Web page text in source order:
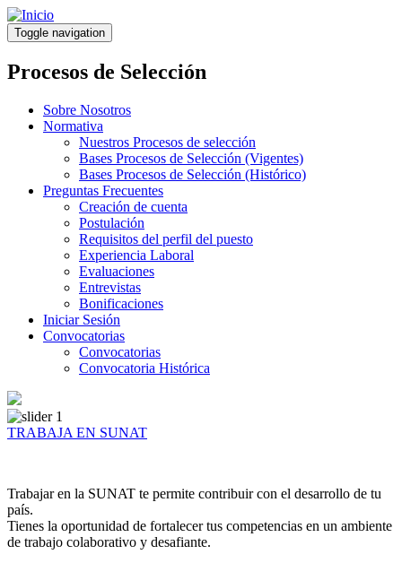
Pasar
al
contenido
principal
Toggle navigation
Procesos de Selección
Sobre Nosotros
Normativa
Nuestros Procesos de selección
Bases Procesos de Selección (Vigentes)
Bases Procesos de Selección (Histórico)
Preguntas Frecuentes
Creación de cuenta
Postulación
Requisitos del perfil del puesto
Experiencia Laboral
Evaluaciones
Entrevistas
Bonificaciones
Iniciar Sesión
Convocatorias
Convocatorias
Convocatoria Histórica
TRABAJA EN SUNAT
Trabajar en la SUNAT te permite contribuir con el desarrollo de tu
país.
Tienes la oportunidad de fortalecer tus competencias en un ambiente
de trabajo colaborativo y desafiante.